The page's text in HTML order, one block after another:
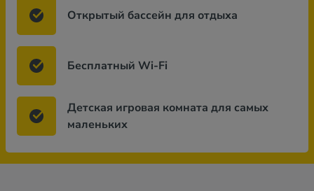
Открытый бассейн для отдыха
Бесплатный Wi-Fi
Детская игровая комната для самых
маленьких